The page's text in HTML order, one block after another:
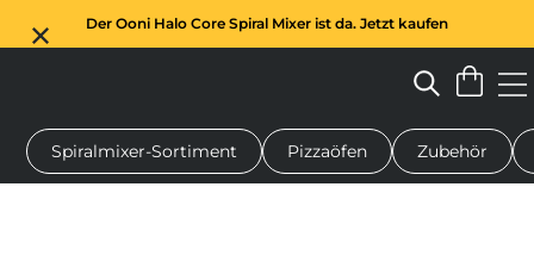
Der Ooni Halo Core Spiral Mixer ist da. Jetzt kaufen
Pizzaofen Teigmischer Geschenke Servierbretter
Spiralmixer-Sortiment Pizzaöfen Zubehör